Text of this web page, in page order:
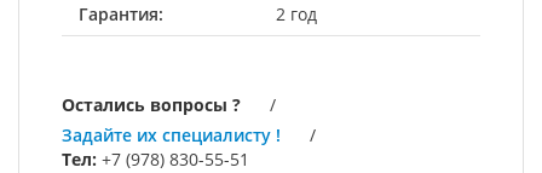
Гарантия:
2 год
Остались вопросы ?
/
Задайте их специалисту !
/
Тел: +7 (978) 830-55-51